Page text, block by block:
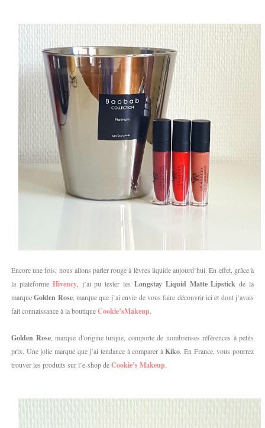
Encore une fois, nous allons parler rouge à lèvres liquide aujourd’hui. En effet, grâce à
la plateforme Hivency, j’ai pu tester les Longstay Liquid Matte Lipstick de la
marqueGolden Rose, marque que j’ai envie de vous faire découvrir ici et dont j’avais
fait connaissance à la boutiqueCookie’sMakeup.
Golden Rose, marque d’origine turque, comporte de nombreuses références à petits
prix. Une jolie marque que j’ai tendance à comparer àKiko. En France, vous pourrez
trouver les produits sur l’e-shop deCookie’s Makeup.